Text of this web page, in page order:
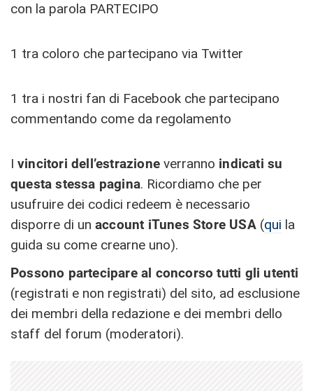
con la parola PARTECIPO
1 tra coloro che partecipano via Twitter
1 tra i nostri fan di Facebook che partecipano
commentando come da regolamento
I vincitori dell’estrazione verranno indicati su
questa stessa pagina. Ricordiamo che per
usufruire dei codici redeem è necessario
disporre di un account iTunes Store USA(qui la
guida su come crearne uno).
Possono partecipare al concorso tutti gli utenti
(registrati e non registrati) del sito, ad esclusione
dei membri della redazione e dei membri dello
staff del forum (moderatori).